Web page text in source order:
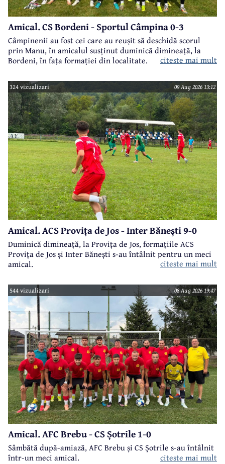
Amical. CS Bordeni - Sportul Câmpina 0-3
Câmpinenii au fost cei care au reușit să deschidă scorul
prin Manu, în amicalul susținut duminică dimineață, la
Bordeni, în fața formației din localitate.
citeste mai mult
324 vizualizari 09 Aug 2026 13:12
Amical. ACS Provița de Jos - Inter Bănești 9-0
Duminică dimineață, la Provița de Jos, formațiile ACS
Provița de Jos și Inter Bănești s-au întâlnit pentru un meci
amical.
citeste mai mult
544 vizualizari 08 Aug 2026 19:47
Amical. AFC Brebu - CS Șotrile 1-0
Sâmbătă după-amiază, AFC Brebu și CS Șotrile s-au întâlnit
într-un meci amical.
citeste mai mult